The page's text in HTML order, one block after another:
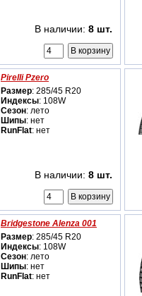
В наличии: 8 шт.
Pirelli Pzero
Размер: 285/45 R20
Индексы: 108W
Сезон: лето
Шипы: нет
RunFlat: нет
В наличии: 8 шт.
Bridgestone Alenza 001
Размер: 285/45 R20
Индексы: 108W
Сезон: лето
Шипы: нет
RunFlat: нет